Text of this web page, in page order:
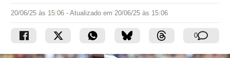
20/06/25 às 15:06 - Atualizado em 20/06/25 às 15:06
0